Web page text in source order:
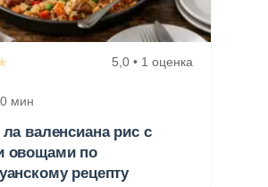
5,0 • 1 оценка
мин
валенсиана рис с
овощами по
рецепту